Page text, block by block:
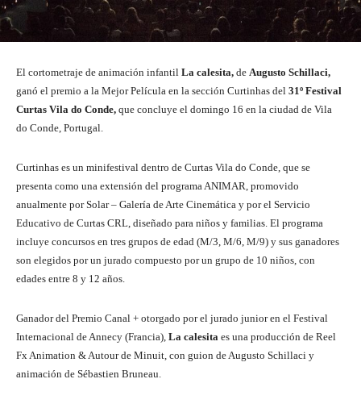
El cortometraje de animación infantil La calesita, de Augusto Schillaci,
ganó el premio a la Mejor Película en la sección Curtinhas del 31º Festival
Curtas Vila do Conde, que concluye el domingo 16 en la ciudad de Vila
do Conde, Portugal.
Curtinhas es un minifestival dentro de Curtas Vila do Conde, que se
presenta como una extensión del programa ANIMAR, promovido
anualmente por Solar – Galería de Arte Cinemática y por el Servicio
Educativo de Curtas CRL, diseñado para niños y familias. El programa
incluye concursos en tres grupos de edad (M/3, M/6, M/9) y sus ganadores
son elegidos por un jurado compuesto por un grupo de 10 niños, con
edades entre 8 y 12 años.
Ganador del Premio Canal + otorgado por el jurado junior en el Festival
Internacional de Annecy (Francia), La calesita es una producción de Reel
Fx Animation & Autour de Minuit, con guion de Augusto Schillaci y
animación de Sébastien Bruneau.